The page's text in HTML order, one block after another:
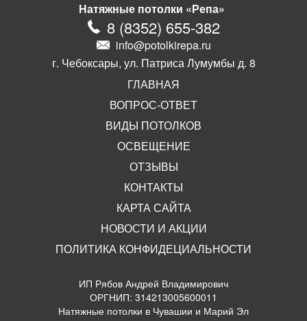
Натяжные потолки «Репа»
8 (8352) 655-382
info@potolkirepa.ru
г. Чебоксары, ул. Патриса Лумумбы д. 8
ГЛАВНАЯ
ВОПРОС-ОТВЕТ
ВИДЫ ПОТОЛКОВ
ОСВЕЩЕНИЕ
ОТЗЫВЫ
КОНТАКТЫ
КАРТА САЙТА
НОВОСТИ И АКЦИИ
ПОЛИТИКА КОНФИДЕЦИАЛЬНОСТИ
ИП Рябов Андрей Владимирович
ОРГНИП: 314213005600011
Натяжные потолки в Чувашии и Марий Эл